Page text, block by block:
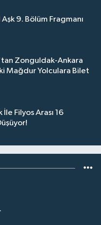
9. Bölüm Fragmanı
Zonguldak-Ankara
Mağdur Yolculara Bilet
Filyos Arası 16